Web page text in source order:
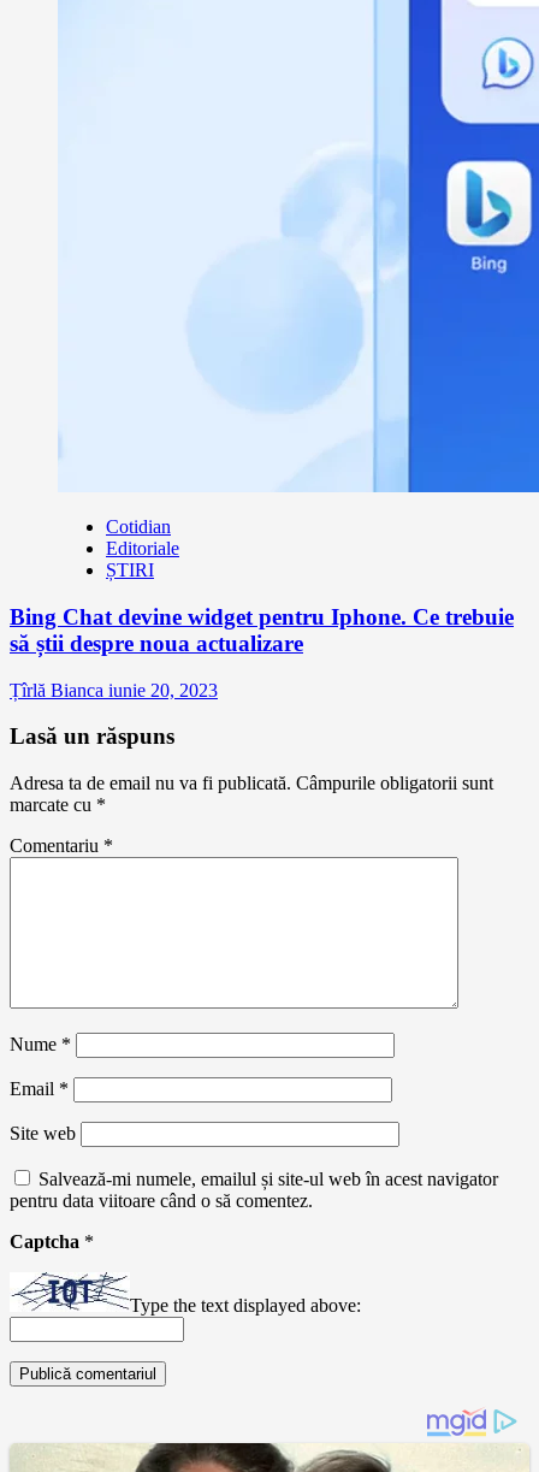
Cotidian
Editoriale
ȘTIRI
Bing Chat devine widget pentru Iphone. Ce trebuie
să știi despre noua actualizare
Țîrlă Bianca iunie 20, 2023
Lasă un răspuns
Adresa ta de email nu va fi publicată. Câmpurile obligatorii sunt
marcate cu *
Comentariu *
Nume *
Email *
Site web
Salvează-mi numele, emailul și site-ul web în acest navigator
pentru data viitoare când o să comentez.
Captcha *
Type the text displayed above: